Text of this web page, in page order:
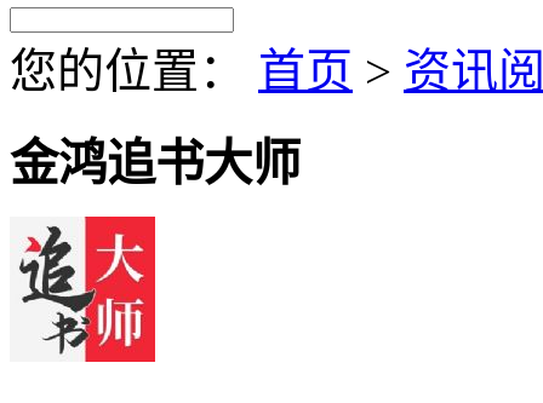
您的位置： 首页 > 资讯
金鸿追书大师